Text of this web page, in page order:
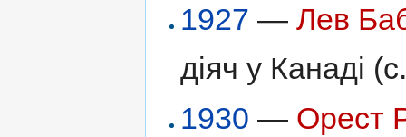
1927 —Лев
діяч у Канаді
1930 — Орест